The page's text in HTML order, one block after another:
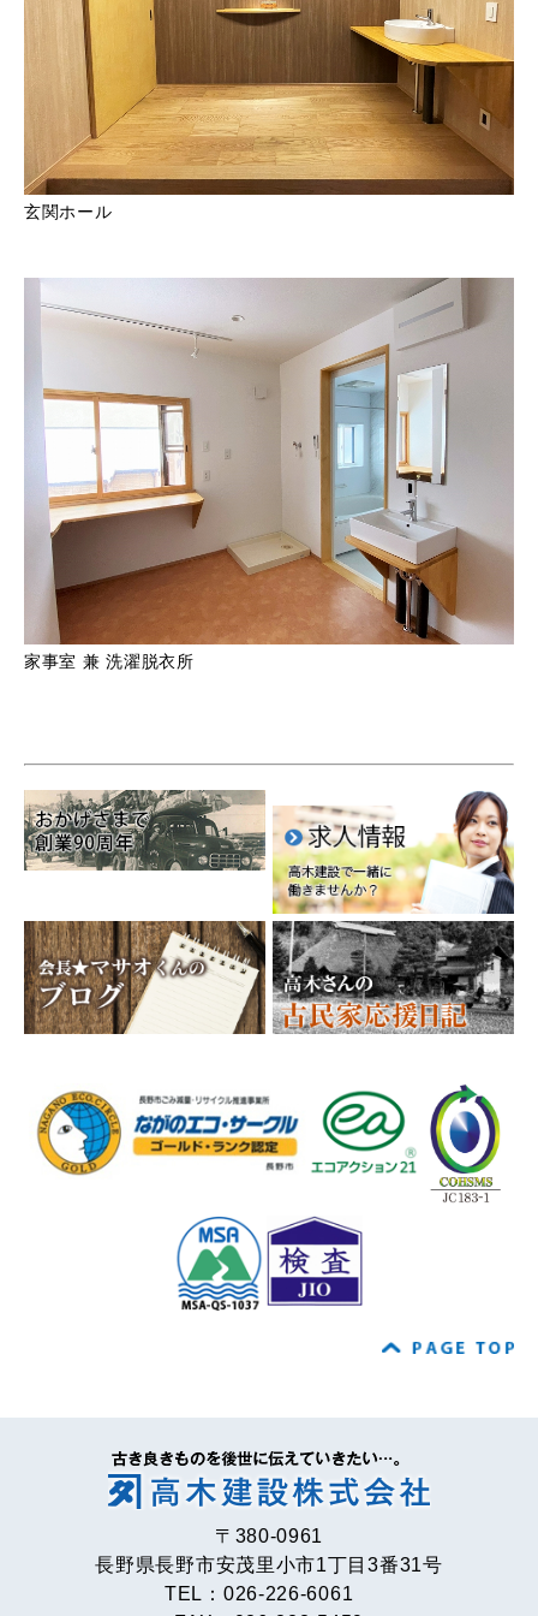
玄関ホール
家事室 兼 洗濯脱衣所
〒380-0961
長野県長野市安茂里小市1丁目3番31号
TEL：026-226-6061